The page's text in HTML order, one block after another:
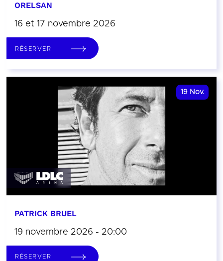
ORELSAN
16 et 17 novembre 2026
RÉSERVER
19 Nov.
PATRICK BRUEL
19 novembre 2026 - 20:00
RÉSERVER